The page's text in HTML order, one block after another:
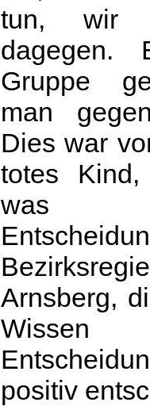
tun, wir
dagegen.
Gruppe
man
Dies war
totes
was
Arnsberg,
positiv